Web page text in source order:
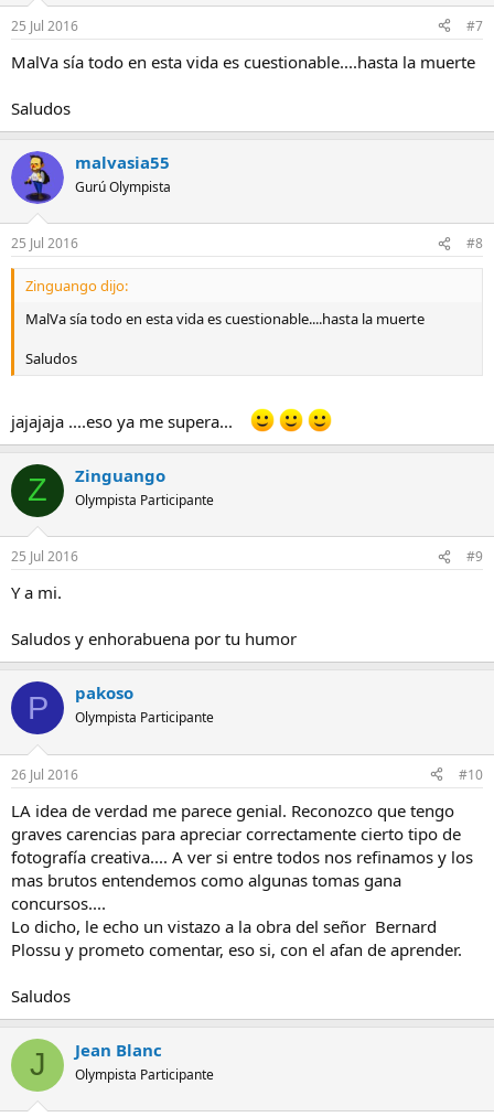
25 Jul 2016 #7
MalVa sía todo en esta vida es cuestionable....hasta la muerte
Saludos
malvasia55
Gurú Olympista
25 Jul 2016 #8
Zinguango dijo:
MalVa sía todo en esta vida es cuestionable....hasta la muerte
Saludos
jajajaja ....eso ya me supera...
Z Zinguango
Olympista Participante
25 Jul 2016 #9
Y a mi.
Saludos y enhorabuena por tu humor
P pakoso
Olympista Participante
26 Jul 2016 #10
LA idea de verdad me parece genial. Reconozco que tengo
graves carencias para apreciar correctamente cierto tipo de
fotografía creativa.... A ver si entre todos nos refinamos y los
mas brutos entendemos como algunas tomas gana
concursos....
Lo dicho, le echo un vistazo a la obra del señor Bernard
Plossu y prometo comentar, eso si, con el afan de aprender.
Saludos
J Jean Blanc
Olympista Participante